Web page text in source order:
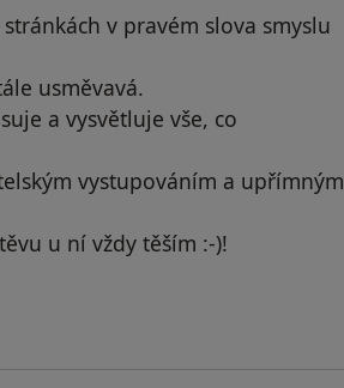
v pravém slova smyslu
usměvavá.
a vysvětluje vše, co
vystupováním a upřímným
u ní vždy těším :-)!
Jiří Šťastný